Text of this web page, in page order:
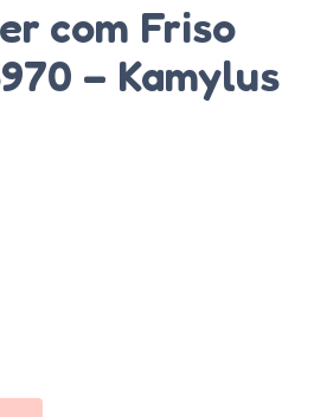
com Friso
– Kamylus